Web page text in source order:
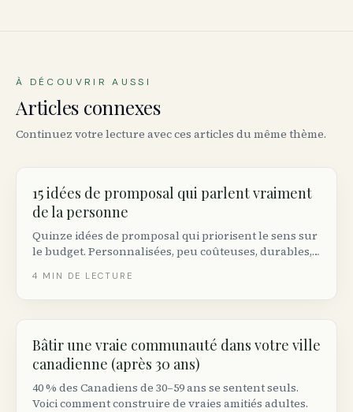
À DÉCOUVRIR AUSSI
Articles connexes
Continuez votre lecture avec ces articles du même thème.
15 idées de promposal qui parlent vraiment
de la personne
Quinze idées de promposal qui priorisent le sens sur
le budget. Personnalisées, peu coûteuses, durables,
4 MIN DE LECTURE
Bâtir une vraie communauté dans votre ville
canadienne (après 30 ans)
40 % des Canadiens de 30–59 ans se sentent seuls.
Voici comment construire de vraies amitiés adultes.